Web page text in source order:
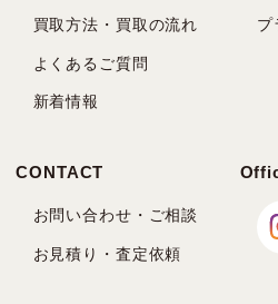
買取方法・買取の流れ
よくあるご質問
新着情報
プ
CONTACT
お問い合わせ・ご相談
お見積り・査定依頼